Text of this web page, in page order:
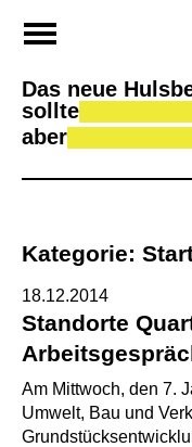
Das neue
sollte
aber
Kategorie:
18.12.2014
Standorte
Am Mittwoch, den 7.
Umwelt, Bau und